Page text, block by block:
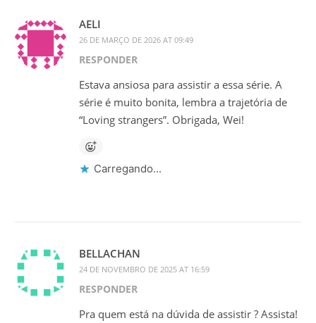
AELI
26 DE MARÇO DE 2026 AT 09:49
RESPONDER
Estava ansiosa para assistir a essa série. A
série é muito bonita, lembra a trajetória de
“Loving strangers”. Obrigada, Wei!
Carregando...
BELLACHAN
24 DE NOVEMBRO DE 2025 AT 16:59
RESPONDER
Pra quem está na dúvida de assistir ? Assista!